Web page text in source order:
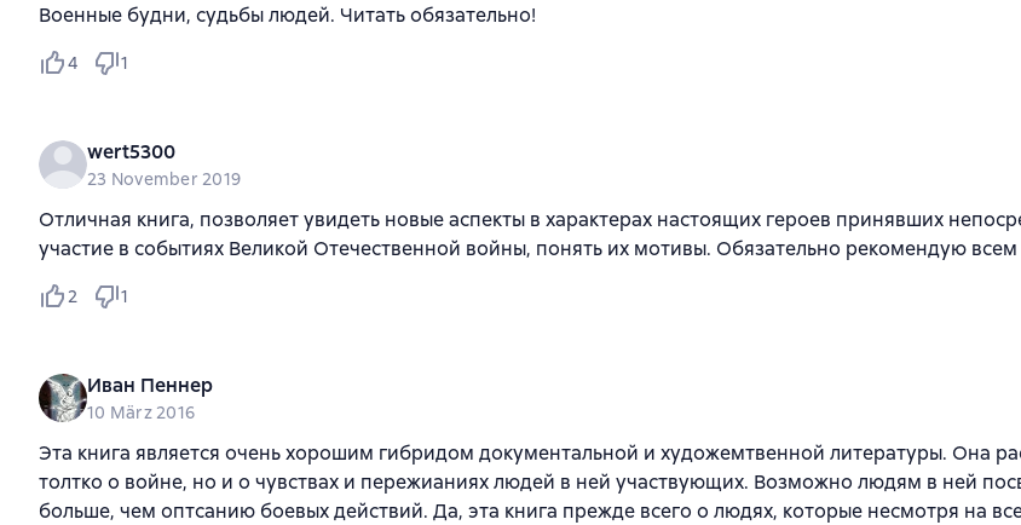
Военные будни, судьбы людей. Читать обязательно!
4 1
wert5300
23 November 2019
Отличная книга, позволяет увидеть новые аспекты в характерах настоящих героев принявших
участие в событиях Великой Отечественной войны, понять их мотивы. Обязательно рекомендую
2 1
Иван Пеннер
10 März 2016
Эта книга является очень хорошим гибридом документальной и художемтвенной литературы. Она
толтко о войне, но и о чувствах и пережианиях людей в ней участвующих. Возможно людям в ней
больше, чем оптсанию боевых действий. Да, эта книга прежде всего о людях, которые несмотря на